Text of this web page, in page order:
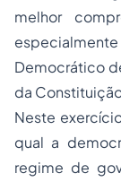
melhor
Democrático
da
Neste
qual a
regime de